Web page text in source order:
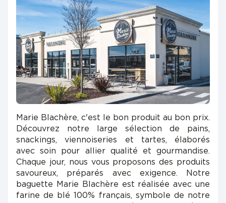
Marie Blachère, c'est le bon produit au bon prix.
Découvrez notre large sélection de pains,
snackings, viennoiseries et tartes, élaborés
avec soin pour allier qualité et gourmandise.
Chaque jour, nous vous proposons des produits
savoureux, préparés avec exigence. Notre
baguette Marie Blachère est réalisée avec une
farine de blé 100% français, symbole de notre